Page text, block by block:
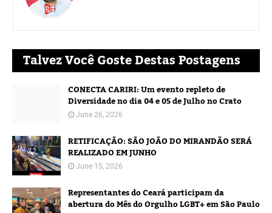
Talvez Você Goste Destas Postagens
CONECTA CARIRI: Um evento repleto de
Diversidade no dia 04 e 05 de Julho no Crato
June 26, 2026
RETIFICAÇÃO: SÃO JOÃO DO MIRANDÃO SERÁ
REALIZADO EM JUNHO
June 15, 2026
Representantes do Ceará participam da
abertura do Mês do Orgulho LGBT+ em São Paulo